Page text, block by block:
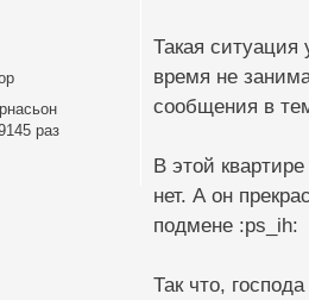
раз
Такая
время не
сообщения в
В этой
нет. А он
подмене :ps_ih:
Так что,